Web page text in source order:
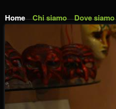
Home Chi siamo Dove siamo